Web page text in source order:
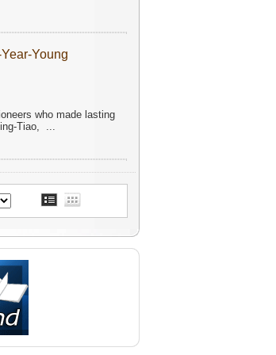
Young
who made lasting
Tiao,
...